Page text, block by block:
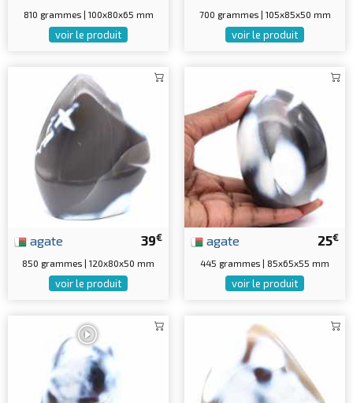
810 grammes | 100x80x65 mm
voir le produit
700 grammes | 105x85x50 mm
voir le produit
39€
agate
850 grammes | 120x80x50 mm
voir le produit
25€
agate
445 grammes | 85x65x55 mm
voir le produit